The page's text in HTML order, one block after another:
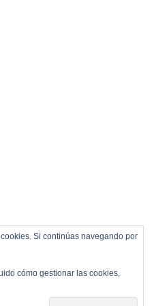
Si continúas navegando por
cómo gestionar las cookies,